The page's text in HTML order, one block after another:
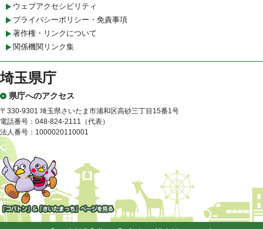
ウェブアクセシビリティ
プライバシーポリシー・免責事項
著作権・リンクについて
関係機関リンク集
埼玉県庁
県庁へのアクセス
〒330-9301 埼玉県さいたま市浦和区高砂三丁目15番1号
電話番号：048-824-2111（代表）
法人番号：1000020110001
「コバトン」&「さいたまっ